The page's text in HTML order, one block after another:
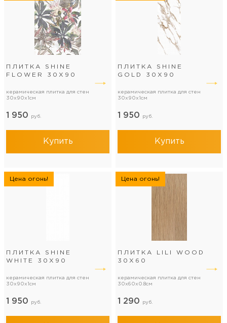
ПЛИТКА SHINE
FLOWER 30Х90
керамическая плитка для стен
30x90x1см
1 950 руб.
Купить
ПЛИТКА SHINE
GOLD 30Х90
керамическая плитка для стен
30x90x1см
1 950 руб.
Купить
Цена огонь!
ПЛИТКА SHINE
WHITE 30Х90
керамическая плитка для стен
30x90x1см
1 950 руб.
Цена огонь!
ПЛИТКА LILI WOOD
30Х60
керамическая плитка для стен
30x60x0.8см
1 290 руб.